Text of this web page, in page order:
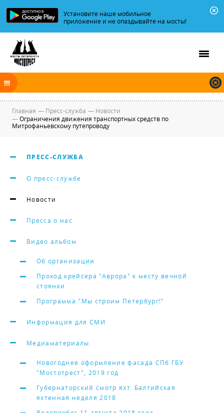
Установите наше мобильное
приложение и не опаздывайте на мосты!
разводятся по графику.
Главная — Пресс-служба — Новости
—Ограничения движения транспортных средств по
Митрофаньевскому путепроводу
ПРЕСС-СЛУЖБА
О пресс-службе
Новости
Пресса о нас
Видео альбом
Об организации
Проход крейсера "Аврора" к месту вечной
стоянки
Программа "Мы строим Петербург!"
Информация для СМИ
Медиаматериалы
Новогоднее оформление фасада СПб ГБУ
"Мостотрест", 2019 год
Губернаторский смотр яхт. Балтийская
яхтенная неделя 2018